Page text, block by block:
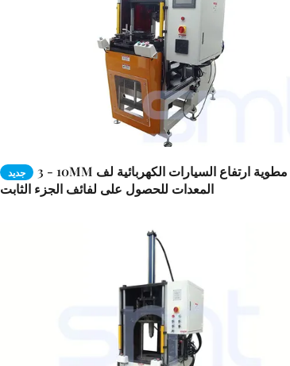
جديد
3 - 10MM حافة مطوية ارتفاع السيارات الكهربائية لف
المعدات للحصول على لفائف الجزء الثابت